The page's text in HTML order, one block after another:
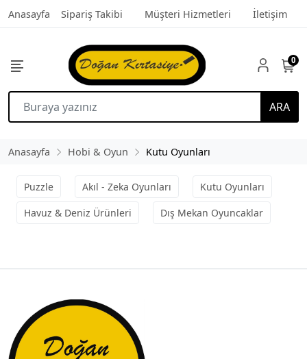
Anasayfa Sipariş Takibi Müşteri Hizmetleri İletişim
ARA
0
Anasayfa Hobi & Oyun Kutu Oyunları
Puzzle Akıl - Zeka Oyunları
Kutu Oyunları
Havuz & Deniz Ürünleri
Dış Mekan Oyuncaklar